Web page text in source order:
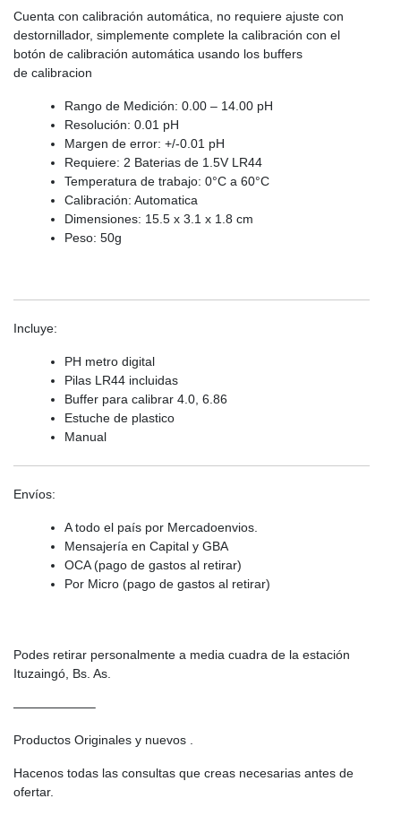
Cuenta con calibración automática, no requiere ajuste con
destornillador, simplemente complete la calibración con el
botón de calibración automática usando los buffers
de calibracion
Rango de Medición: 0.00 – 14.00 pH
Resolución: 0.01 pH
Margen de error: +/-0.01 pH
Requiere: 2 Baterias de 1.5V LR44
Temperatura de trabajo: 0°C a 60°C
Calibración: Automatica
Dimensiones: 15.5 x 3.1 x 1.8 cm
Peso: 50g
Incluye:
PH metro digital
Pilas LR44 incluidas
Buffer para calibrar 4.0, 6.86
Estuche de plastico
Manual
Envíos:
A todo el país por Mercadoenvios.
Mensajería en Capital y GBA
OCA (pago de gastos al retirar)
Por Micro (pago de gastos al retirar)
Podes retirar personalmente a media cuadra de la estación
Ituzaingó, Bs. As.
——————–
Productos Originales y nuevos .
Hacenos todas las consultas que creas necesarias antes de
ofertar.